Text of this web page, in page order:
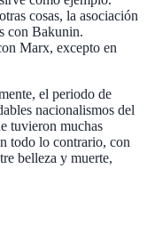
cosas, la asociación
con Bakunin.
Marx, excepto en
el periodo de
nacionalismos del
tuvieron muchas
todo lo contrario, con
belleza y muerte,